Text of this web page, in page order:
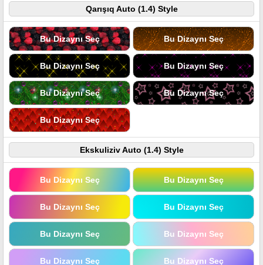
Qarışıq Auto (1.4) Style
Bu Dizaynı Seç Bu Dizaynı Seç
Bu Dizaynı Seç Bu Dizaynı Seç
Bu Dizaynı Seç Bu Dizaynı Seç
Bu Dizaynı Seç
Ekskuliziv Auto (1.4) Style
Bu Dizaynı Seç Bu Dizaynı Seç
Bu Dizaynı Seç Bu Dizaynı Seç
Bu Dizaynı Seç Bu Dizaynı Seç
Bu Dizaynı Seç Bu Dizaynı Seç